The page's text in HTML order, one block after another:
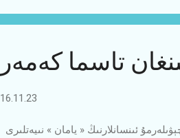
كېلە...
تاسما كەمەر
16.11.23